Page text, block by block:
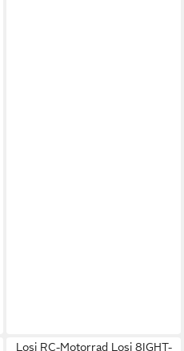
Losi RC-Motorrad Losi 8IGHT-